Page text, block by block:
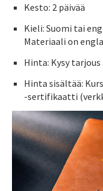
Kesto: 2 päivää
Kieli: Suomi tai
Materiaali on
Hinta: Kysy
Hinta sisältää:
-sertifikaatti